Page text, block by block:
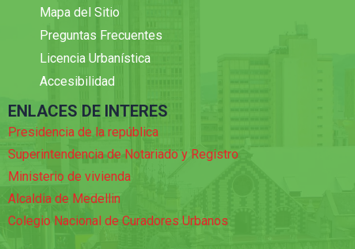
Mapa del Sitio
Preguntas Frecuentes
Licencia Urbanística
Accesibilidad
ENLACES DE INTERES
Presidencia de la república
Superintendencia de Notariado y Registro
Ministerio de vivienda
Alcaldia de Medellin
Colegio Nacional de Curadores Urbanos